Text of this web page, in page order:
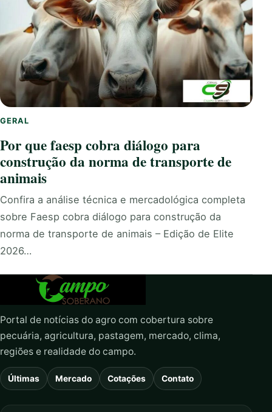
GERAL
Por que faesp cobra diálogo para
construção da norma de transporte de
animais
Confira a análise técnica e mercadológica completa
sobre Faesp cobra diálogo para construção da
norma de transporte de animais – Edição de Elite
2026…
Portal de notícias do agro com cobertura sobre
pecuária, agricultura, pastagem, mercado, clima,
regiões e realidade do campo.
Últimas Mercado Cotações Contato